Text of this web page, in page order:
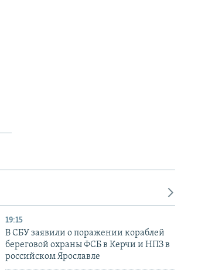
19:15
В СБУ заявили о поражении кораблей
береговой охраны ФСБ в Керчи и НПЗ в
российском Ярославле